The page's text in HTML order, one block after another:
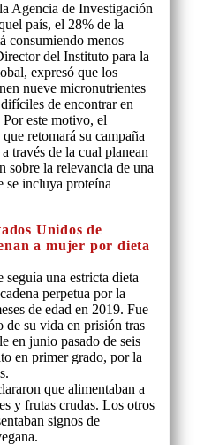
Agencia de Investigación
país, el 28% de la
consumiendo menos
del Instituto para la
expresó que los
nueve micronutrientes
de encontrar en
este motivo, el
retomará su campaña
través de la cual planean
sobre la relevancia de una
se incluya proteína
Unidos de
a mujer por dieta
una estricta dieta
perpetua por la
de edad en 2019. Fue
de su vida en prisión tras
en junio pasado de seis
en primer grado, por la
que alimentaban a
y frutas crudas. Los otros
signos de